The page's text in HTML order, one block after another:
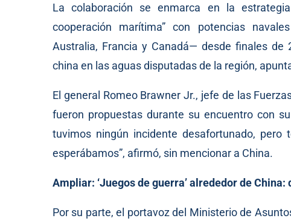
La colaboración se enmarca en la
cooperación marítima” con potencias
Australia, Francia y Canadá— desde finales
china en las aguas disputadas de la región,
El general Romeo Brawner Jr., jefe de las
fueron propuestas durante su encuentro con
tuvimos ningún incidente desafortunado,
esperábamos”, afirmó, sin mencionar a China.
Ampliar: ‘Juegos de guerra’ alrededor de China:
Por su parte, el portavoz del Ministerio de